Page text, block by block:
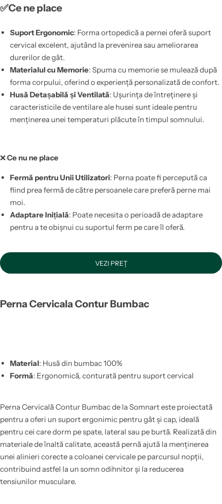
✅Ce ne place
Suport Ergonomic: Forma ortopedică a pernei oferă suport
cervical excelent, ajutând la prevenirea sau ameliorarea
durerilor de gât.
Materialul cu Memorie: Spuma cu memorie se mulează după
forma corpului, oferind o experiență personalizată de confort.
Husă Detașabilă și Ventilată: Ușurința de întreținere și
caracteristicile de ventilare ale husei sunt ideale pentru
menținerea unei temperaturi plăcute în timpul somnului.
❌Ce nu ne place
Fermă pentru Unii Utilizatori: Perna poate fi percepută ca
fiind prea fermă de către persoanele care preferă perne mai
moi.
Adaptare Inițială: Poate necesita o perioadă de adaptare
pentru a te obișnui cu suportul ferm pe care îl oferă.
VEZI PREȚ
Perna Cervicala Contur Bumbac
Material: Husă din bumbac 100%
Formă: Ergonomică, conturată pentru suport cervical
Perna Cervicală Contur Bumbac de la Somnart este proiectată
pentru a oferi un suport ergonimic pentru gât și cap, ideală
pentru cei care dorm pe spate, lateral sau pe burtă. Realizată din
materiale de înaltă calitate, această pernă ajută la menținerea
unei alinieri corecte a coloanei cervicale pe parcursul nopții,
contribuind astfel la un somn odihnitor și la reducerea
tensiunilor musculare.